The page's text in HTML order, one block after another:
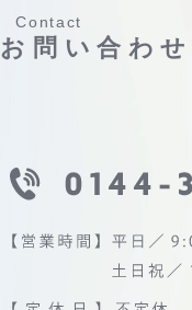
Contact
お問い合わせ